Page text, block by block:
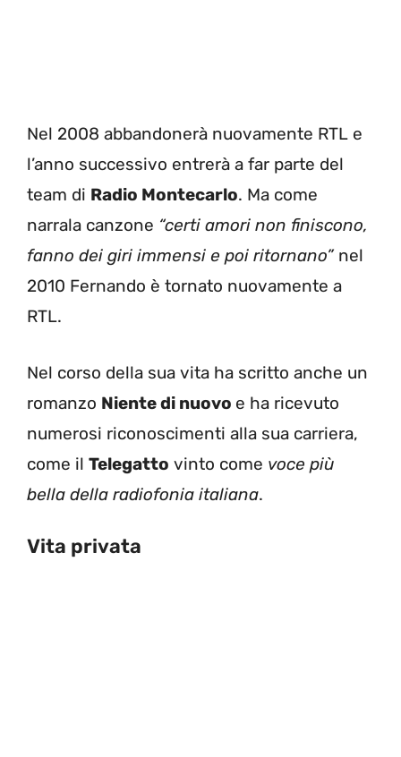
Nel 2008 abbandonerà nuovamente RTL e
l’anno successivo entrerà a far parte del
team di Radio Montecarlo. Ma come
narrala canzone “certi amori non finiscono,
fanno dei giri immensi e poi ritornano” nel
2010 Fernando è tornato nuovamente a
RTL.
Nel corso della sua vita ha scritto anche un
romanzo Niente di nuovo e ha ricevuto
numerosi riconoscimenti alla sua carriera,
come il Telegatto vinto come voce più
bella della radiofonia italiana.
Vita privata